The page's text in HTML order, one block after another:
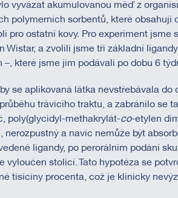
vyvázat akumulovanou měď z
polymerních sorbentů, které
pro ostatní kovy. Pro experiment jsme
Wistar, a zvolili jsme tři základní
–, které jsme jim podávali po dobu 6
se aplikovaná látka nevstřebávala
trávicího traktu, a zabránilo se
poly(glycidyl-methakrylát-co-etylen
nerozpustný a navíc nemůže být
ligandy, po perorálním podání
vyloučen stolicí. Tato hypotéza se
tisíciny procenta, což je klinicky